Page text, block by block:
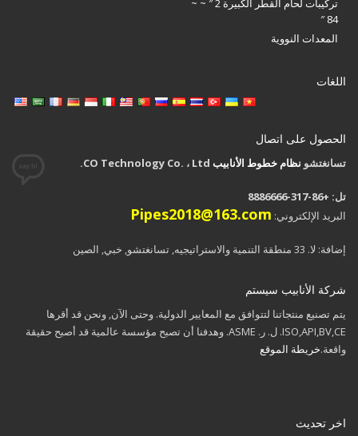
تركيبات لحام القطر الكبيرة 2 ″ ~ ~
84 ″
المعدات النووية
اللغات
الحصول على اتصال
تسانغتشو نظام خطوط الأنابيب
تل: +86-317-8886666
البريد الإلكتروني: Pipes2018@163.com
إضافة: لا. 33 منطقة التنمية والاستراتیجیه, تسانغتشو, خبي, الصين
شركة الأنابيب سيستم
يتم تصنيع منتجاتنا لتتوافق مع المعايير الدولية. وحتى الآن, ونحن قد أقرها
ISO,API,BV,CE. ل. ر. ASME. وهدفنا أن تصبح مؤسسة عالمية قد أصبح حقيقة
واقعة.خريطة الموقع
اخر تحديث